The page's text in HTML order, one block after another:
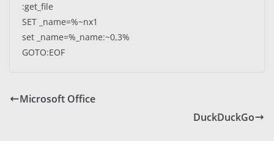
:get_file
SET _name=%~nx1
set _name=%_name:~0,3%
GOTO:EOF
Microsoft Office
DuckDuckGo